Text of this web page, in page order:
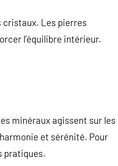
cristaux. Les pierres
l’équilibre intérieur.
minéraux agissent sur les
et sérénité. Pour
pratiques.